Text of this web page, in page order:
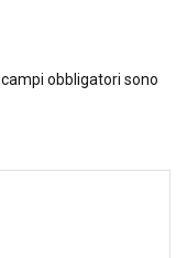
I campi obbligatori sono